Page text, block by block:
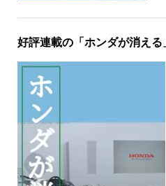
好評連載の「ホンダが消え